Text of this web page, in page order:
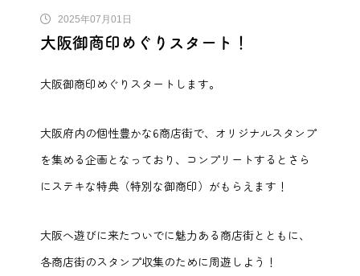
大阪御商印めぐりスタート！
2025年07月01日
大阪御商印めぐりスタートします。
大阪府内の個性豊かな6商店街で、オリジナルスタンプ
を集める企画となっており、コンプリートするとさら
にステキな特典（特別な御商印）がもらえます！
大阪へ遊びに来たついでに魅力ある商店街とともに、
各商店街のスタンプ収集のために周遊しよう！